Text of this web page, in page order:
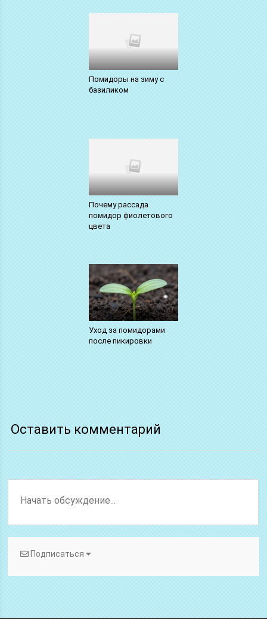
Помидоры на зиму с
базиликом
Почему рассада
помидор фиолетового
цвета
Уход за помидорами
после пикировки
Оставить комментарий
Подписаться